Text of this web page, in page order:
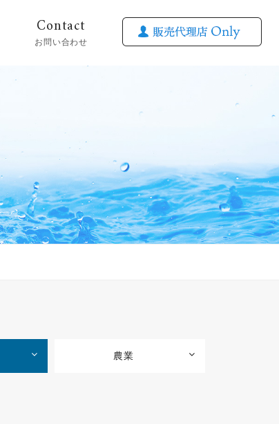
Contact
お問い合わせ
農業